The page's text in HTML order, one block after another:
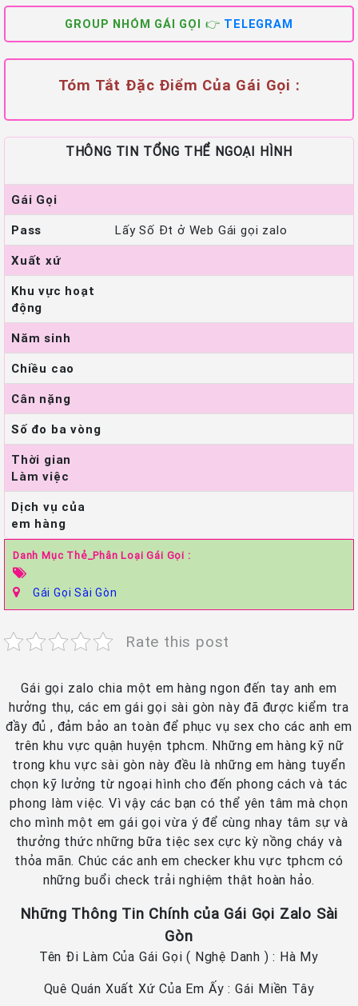
GROUP NHÓM GÁI GỌI 👉 TELEGRAM
Tóm Tắt Đặc Điểm Của Gái Gọi :
THÔNG TIN TỔNG THỂ NGOẠI HÌNH
Gái Gọi
Pass
Lấy Số Đt ở Web Gái gọi zalo
Xuất xứ
Khu vực hoạt
động
Năm sinh
Chiều cao
Cân nặng
Số đo ba vòng
Thời gian
Làm việc
Dịch vụ của
em hàng
Danh Mục Thẻ_Phân Loại Gái Gọi :
Gái Gọi Sài Gòn
Rate this post
Gái gọi zalo chia một em hàng ngon đến tay anh em
hưởng thụ, các em gái gọi sài gòn này đã được kiểm tra
đầy đủ , đảm bảo an toàn để phục vụ sex cho các anh em
trên khu vực quận huyện tphcm. Những em hàng kỹ nữ
trong khu vực sài gòn này đều là những em hàng tuyển
chọn kỹ lưởng từ ngoại hình cho đến phong cách và tác
phong làm việc. Vì vậy các bạn có thể yên tâm mà chọn
cho mình một em gái gọi vừa ý để cùng nhay tâm sự và
thưởng thức những bữa tiệc sex cực kỳ nồng cháy và
thỏa mãn. Chúc các anh em checker khu vực tphcm có
những buổi check trải nghiệm thật hoàn hảo.
Những Thông Tin Chính của Gái Gọi Zalo Sài
Gòn
Tên Đi Làm Của Gái Gọi ( Nghệ Danh ) : Hà My
Quê Quán Xuất Xứ Của Em Ấy : Gái Miền Tây